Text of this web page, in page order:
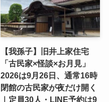
【我孫子】旧井上家住宅
「古民家×怪談×お月見」